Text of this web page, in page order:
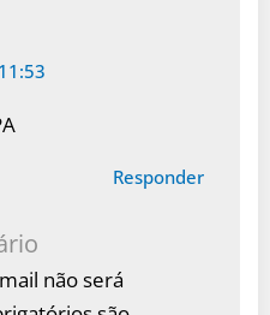
Responder
não será